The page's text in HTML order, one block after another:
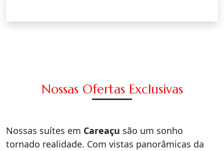
Nossas Ofertas Exclusivas
Nossas suítes em Careaçu são um sonho
tornado realidade. Com vistas panorâmicas da